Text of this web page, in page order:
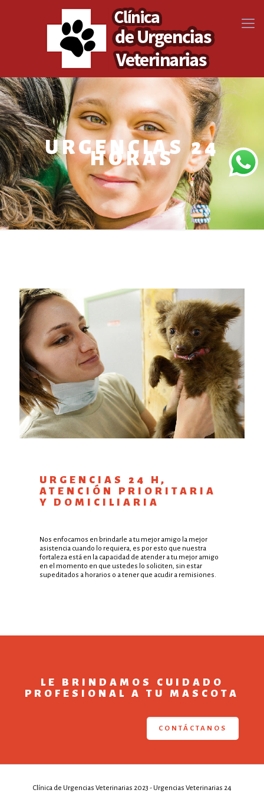
URGENCIAS 24
HORAS
URGENCIAS 24 H,
ATENCIÓN PRIORITARIA
Y DOMICILIARIA
Nos enfocamos en brindarle a tu mejor amigo la mejor
asistencia cuando lo requiera, es por esto que nuestra
fortaleza está en la capacidad de atender a tu mejor amigo
en el momento en que ustedes lo soliciten, sin estar
supeditados a horarios o a tener que acudir a remisiones.
LE BRINDAMOS CUIDADO
PROFESIONAL A TU MASCOTA
CONTÁCTANOS
Clínica de Urgencias Veterinarias 2023 - Urgencias Veterinarias 24